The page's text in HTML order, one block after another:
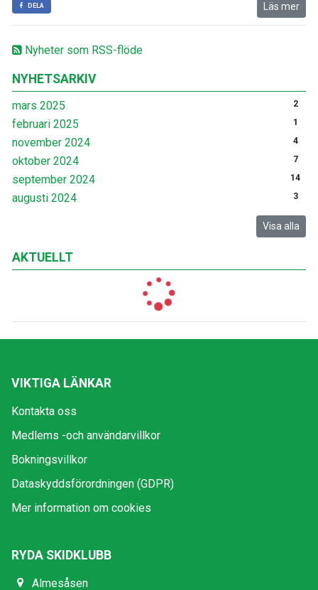
Nyheter som RSS-flöde
NYHETSARKIV
mars 2025 2
februari 2025 1
november 2024 4
oktober 2024 7
september 2024 14
augusti 2024 3
Visa alla
AKTUELLT
DELA Läs mer
VIKTIGA LÄNKAR
Kontakta oss
Medlems -och användarvillkor
Bokningsvillkor
Dataskyddsförordningen (GDPR)
Mer information om cookies
RYDA SKIDKLUBB
Almesåsen